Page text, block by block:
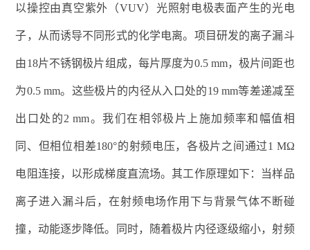
以操控由真空紫外（VUV）光照射电极表面产生的光电
子，从而诱导不同形式的化学电离。项目研发的离子漏斗
由18片不锈钢极片组成，每片厚度为0.5 mm，极片间距也
为0.5 mm。这些极片的内径从入口处的19 mm等差递减至
出口处的2 mm。我们在相邻极片上施加频率和幅值相
同、但相位相差180°的射频电压，各极片之间通过1 MΩ
电阻连接，以形成梯度直流场。其工作原理如下：当样品
离子进入漏斗后，在射频电场作用下与背景气体不断碰
撞，动能逐步降低。同时，随着极片内径逐级缩小，射频